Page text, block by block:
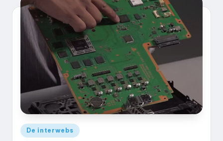
Geplaatst
De interwebs